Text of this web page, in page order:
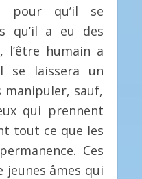
pour qu’il se
qu’il a eu des
l’être humain a
se laissera un
sauf,
qui prennent
tout ce que les
Ces
jeunes âmes qui